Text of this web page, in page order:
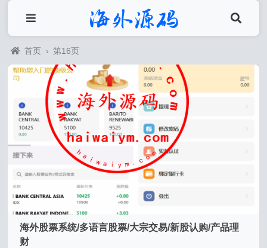
首页 › 第16页
海外股票系统/多语言股票/大宗交易/新股认购/产品理
财